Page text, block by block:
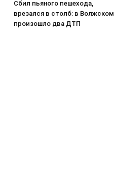
Сбил пьяного пешехода,
врезался в столб: в Волжском
произошло два ДТП